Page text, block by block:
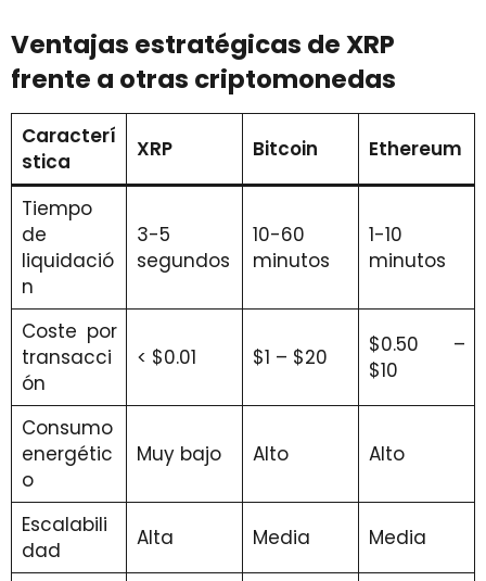
Ventajas estratégicas de XRP
frente a otras criptomonedas
Caracterí
stica
XRP Bitcoin Ethereum
Tiempo
de
liquidació
n
3-5
segundos
10-60
minutos
1-10
minutos
Coste por
transacci
ón
< $0.01 $1 – $20
$0.50 –
$10
Consumo
energétic
o
Muy bajo Alto Alto
Escalabili
dad
Alta Media Media